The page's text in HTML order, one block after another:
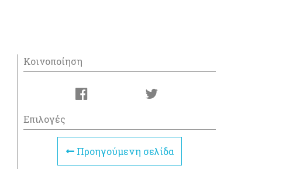
Κοινοποίηση
Επιλογές
Προηγούμενη σελίδα